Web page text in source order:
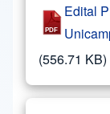
Edital
(556.71 KB)